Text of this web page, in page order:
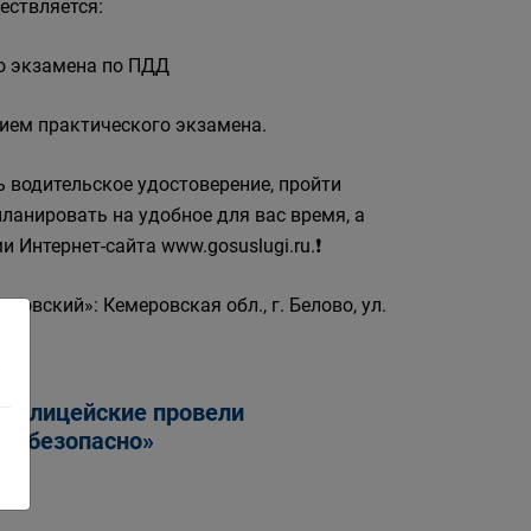
экзамена по ПДД
практического экзамена.
удостоверение, пройти
на удобное для вас время, а
сайта www.gosuslugi.ru.❗
Кемеровская обл., г. Белово, ул.
провели
безопасно»